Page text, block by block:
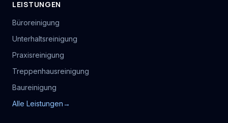
LEISTUNGEN
Büroreinigung
Unterhaltsreinigung
Praxisreinigung
Treppenhausreinigung
Baureinigung
Alle Leistungen→